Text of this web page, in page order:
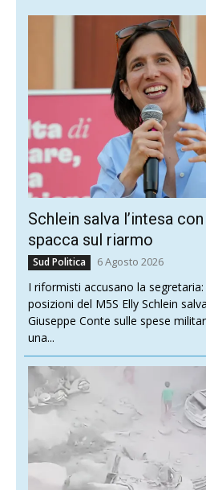
Schlein salva l’intesa
spacca sul riarmo
Sud Politica 6 Agosto 2026
I riformisti accusano la
posizioni del M5S Elly Schlein
Giuseppe Conte sulle spese
una...